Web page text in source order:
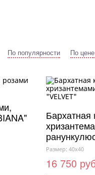
По популярности
По цене
Бархатная
Размер: 40x40
16 750